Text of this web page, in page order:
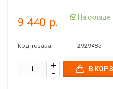
9 440 р. На складе
Код товара: 2929485
В